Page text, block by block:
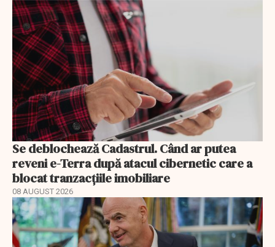
Se deblochează Cadastrul. Când ar putea
reveni e-Terra după atacul cibernetic care a
blocat tranzacțiile imobiliare
08 AUGUST 2026